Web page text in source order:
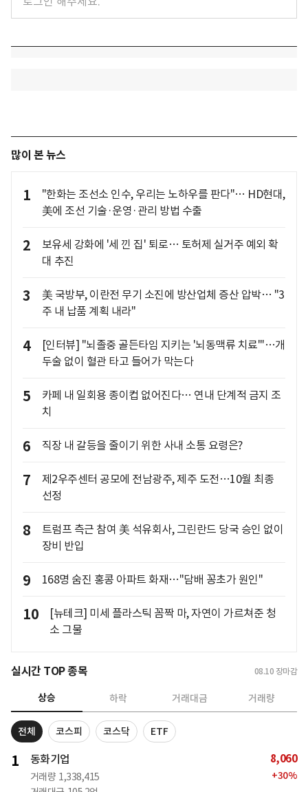
많이 본 뉴스
1
"한화는 조선소 인수, 우리는 노하우를 판다"… HD현대,
美에 조선 기술·운영·관리 방법 수출
2
보유세 강화에 '세 낀 집' 퇴로… 토허제 실거주 예외 확
대 추진
3
美 국방부, 이란전 무기 소진에 방산업체 증산 압박… "3
주 내 납품 계획 내라"
4
[인터뷰] "뇌졸중 골든타임 지키는 '뇌동맥류 치료'"…개
두술 없이 혈관 타고 들어가 막는다
5
카페 내 일회용 종이컵 없어진다… 연내 단계적 금지 조
치
6 직장 내 갈등을 줄이기 위한 사내 소통 요령은?
7
제2우주센터 공모에 전남광주, 제주 도전…10월 최종
선정
8
트럼프 측근 참여 美 석유회사, 그린란드 당국 승인 없이
장비 반입
9 168명 숨진 홍콩 아파트 화재…"담배 꽁초가 원인"
10
[뉴테크] 미세 플라스틱 꼼짝 마, 자연이 가르쳐준 청
소 그물
실시간 TOP 종목 08.10 장마감
상승 하락 거래대금 거래량
전체 코스피 코스닥 ETF
1 동화기업
거래량 1,338,415
8,060
+30%